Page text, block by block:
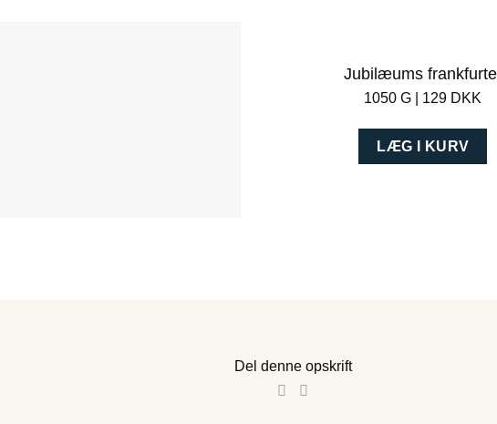
Jubilæums
1050 G | 129 DKK
LÆG I KURV
Del denne opskrift